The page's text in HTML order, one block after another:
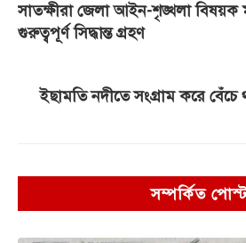
সাতক্ষীরা জেলা আইন-শৃঙ্খলা বিষয়ক
গুরুত্বপূর্ণ সিদ্ধান্ত গ্রহণ
ইছামতি নদীতে সংগ্রাম করে
সম্পর্কিত